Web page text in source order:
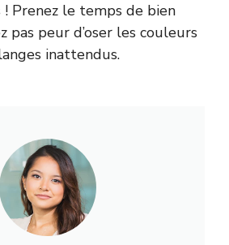
Prenez le temps de bien
pas peur d’oser les couleurs
inattendus.